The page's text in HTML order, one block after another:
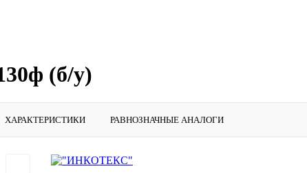
(б/у)
ХАРАКТЕРИСТИКИ РАВНОЗНАЧНЫЕ АНАЛОГИ